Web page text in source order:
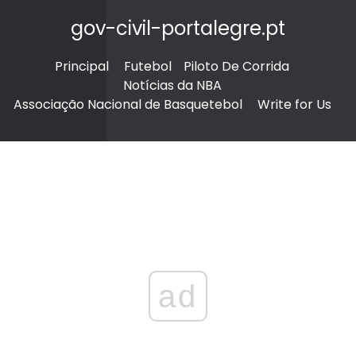
gov-civil-portalegre.pt
Principal Futebol
Piloto De Corrida
Notícias da NBA
Associação Nacional de Basquetebol
Write for Us
ad